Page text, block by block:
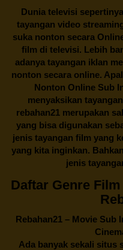
Dunia televisi
tayangan video
suka nonton secara
film di televisi. Lebih
adanya tayangan iklan
nonton secara online.
Nonton Online Sub
menyaksikan
rebahan21 merupakan
yang bisa digunakan
jenis tayangan film yang
yang kita inginkan.
jenis
Daftar Genre
Rebahan21 – Movie Sub
Ada banyak sekali situs